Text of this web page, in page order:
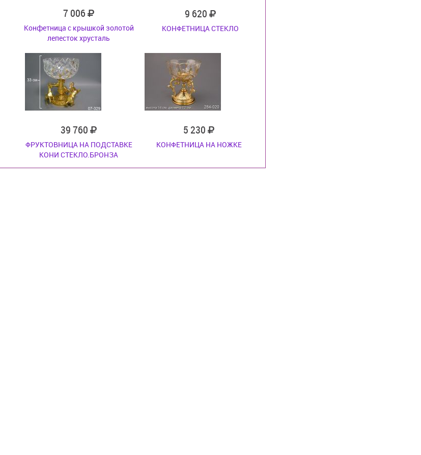
7 006
Конфетница с крышкой золотой
лепесток хрусталь
9 620
КОНФЕТНИЦА СТЕКЛО
39 760
ФРУКТОВНИЦА НА ПОДСТАВКЕ
КОНИ СТЕКЛО.БРОНЗА
5 230
КОНФЕТНИЦА НА НОЖКЕ